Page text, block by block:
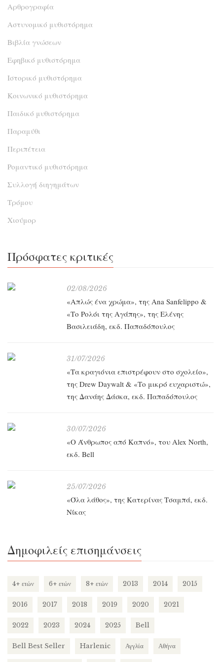
Αρθρογραφία
Αστυνομικό μυθιστόρημα
Βιβλία γνώσεων
Εφηβικό μυθιστόρημα
Ιστορικό μυθιστόρημα
Κοινωνικό μυθιστόρημα
Παιδικό μυθιστόρημα
Παραμύθι
Περιπέτεια
Ρομαντικό μυθιστόρημα
Συλλογή διηγημάτων
Τρόμου
Χιούμορ
Πρόσφατες κριτικές
02/08/2026
«Απλώς ένα χρώμα», της Ana Sanfelippo &
«Το Ρολόι της Αγάπης», της Ελένης
Βασιλειάδη, εκδ. Παπαδόπουλος
31/07/2026
«Τα κραγιόνια επιστρέφουν στο σχολείο»,
της Drew Daywalt & «Το μικρό ευχαριστώ»,
της Δανάης Δάσκα, εκδ. Παπαδόπουλος
30/07/2026
«O Άνθρωπος από Καπνό», του Alex North,
εκδ. Bell
25/07/2026
«Όλα λάθος», της Κατερίνας Τσαμπά, εκδ.
Νίκας
Δημοφιλείς επισημάνσεις
4+ ετών 6+ ετών 8+ ετών 2013 2014 2015
2016 2017 2018 2019 2020 2021
2022 2023 2024 2025 Bell
Bell Best Seller Harlenic Αγγλία Αθήνα